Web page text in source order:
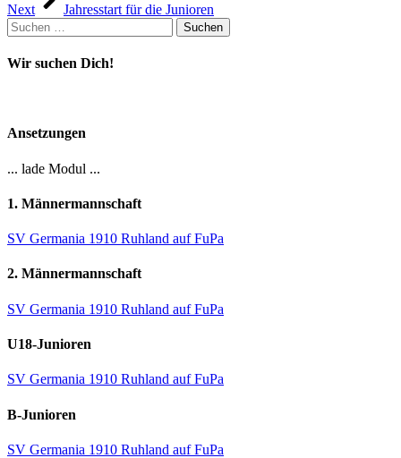
Next
Jahresstart für die Junioren
Suchen
nach:
Wir suchen Dich!
Ansetzungen
... lade Modul ...
1. Männermannschaft
SV Germania 1910 Ruhland auf FuPa
2. Männermannschaft
SV Germania 1910 Ruhland auf FuPa
U18-Junioren
SV Germania 1910 Ruhland auf FuPa
B-Junioren
SV Germania 1910 Ruhland auf FuPa